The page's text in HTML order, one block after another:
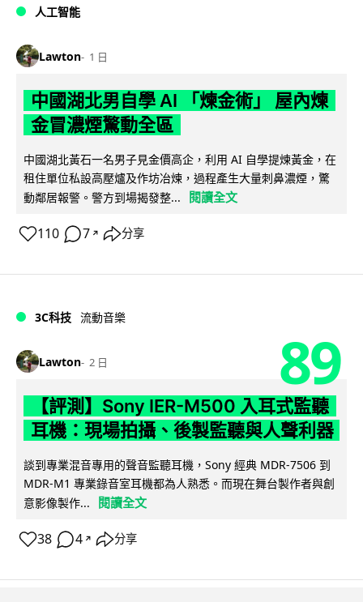
人工智能
Lawton 1 日
中國湖北男自學 AI 「煉金術」 屋內煉
金冒濃煙驚動全區
中國湖北黃石一名男子見金價高企，利用 AI 自學提煉黃金，在
租住單位私設高壓爐及作坊冶煉，過程產生大量刺鼻濃煙，驚
動鄰居報警。警方到場揭發整...
閱讀全文
110 7 ↗ 分享
3C科技 流動音樂
Lawton 2 日 89
【評測】Sony IER-M500 入耳式監聽
耳機：現場拍攝、後製監聽與人聲利器
談到專業混音專用的聲音監聽耳機，Sony 經典 MDR-7506 到
MDR-M1 專業錄音室耳機都為人熟悉。而現在舞台製作者與創
意影像製作...
閱讀全文
38 4 ↗ 分享